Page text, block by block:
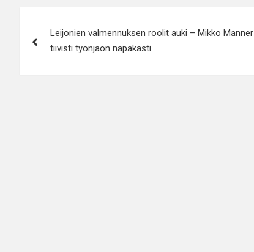
selaus
Leijonien valmennuksen roolit auki – Mikko Manner
tiivisti työnjaon napakasti